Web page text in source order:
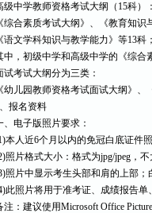
级中学教师资格考试大纲（15科）：
综合素质考试大纲》、《教育知识
语文学科知识与教学能力》等13科；
中，初级中学和高级中学的《综合
试考试大纲分为三类：
幼儿园教师资格考试面试大纲》、
报名资料
、电子版照片要求：
本人近6个月以内的免冠白底证件
照片格式大小：格式为jpg/jpeg，不
照片中显示考生头部和肩的上部；
此照片将用于准考证、成绩报告单
注：建议使用Microsoft Office